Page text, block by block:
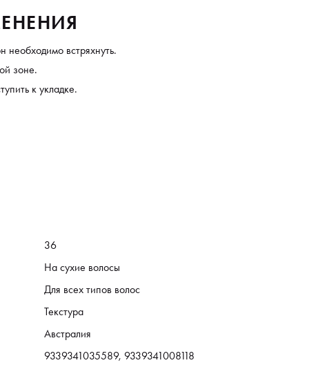
необходимо встряхнуть.
зоне.
к укладке.
36
На сухие волосы
Для всех типов волос
Текстура
Австралия
9339341035589, 9339341008118